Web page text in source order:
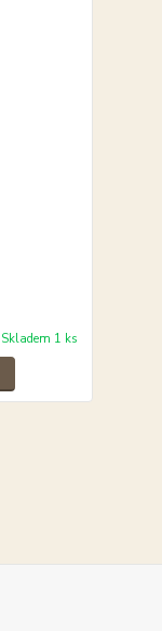
Skladem 1 ks